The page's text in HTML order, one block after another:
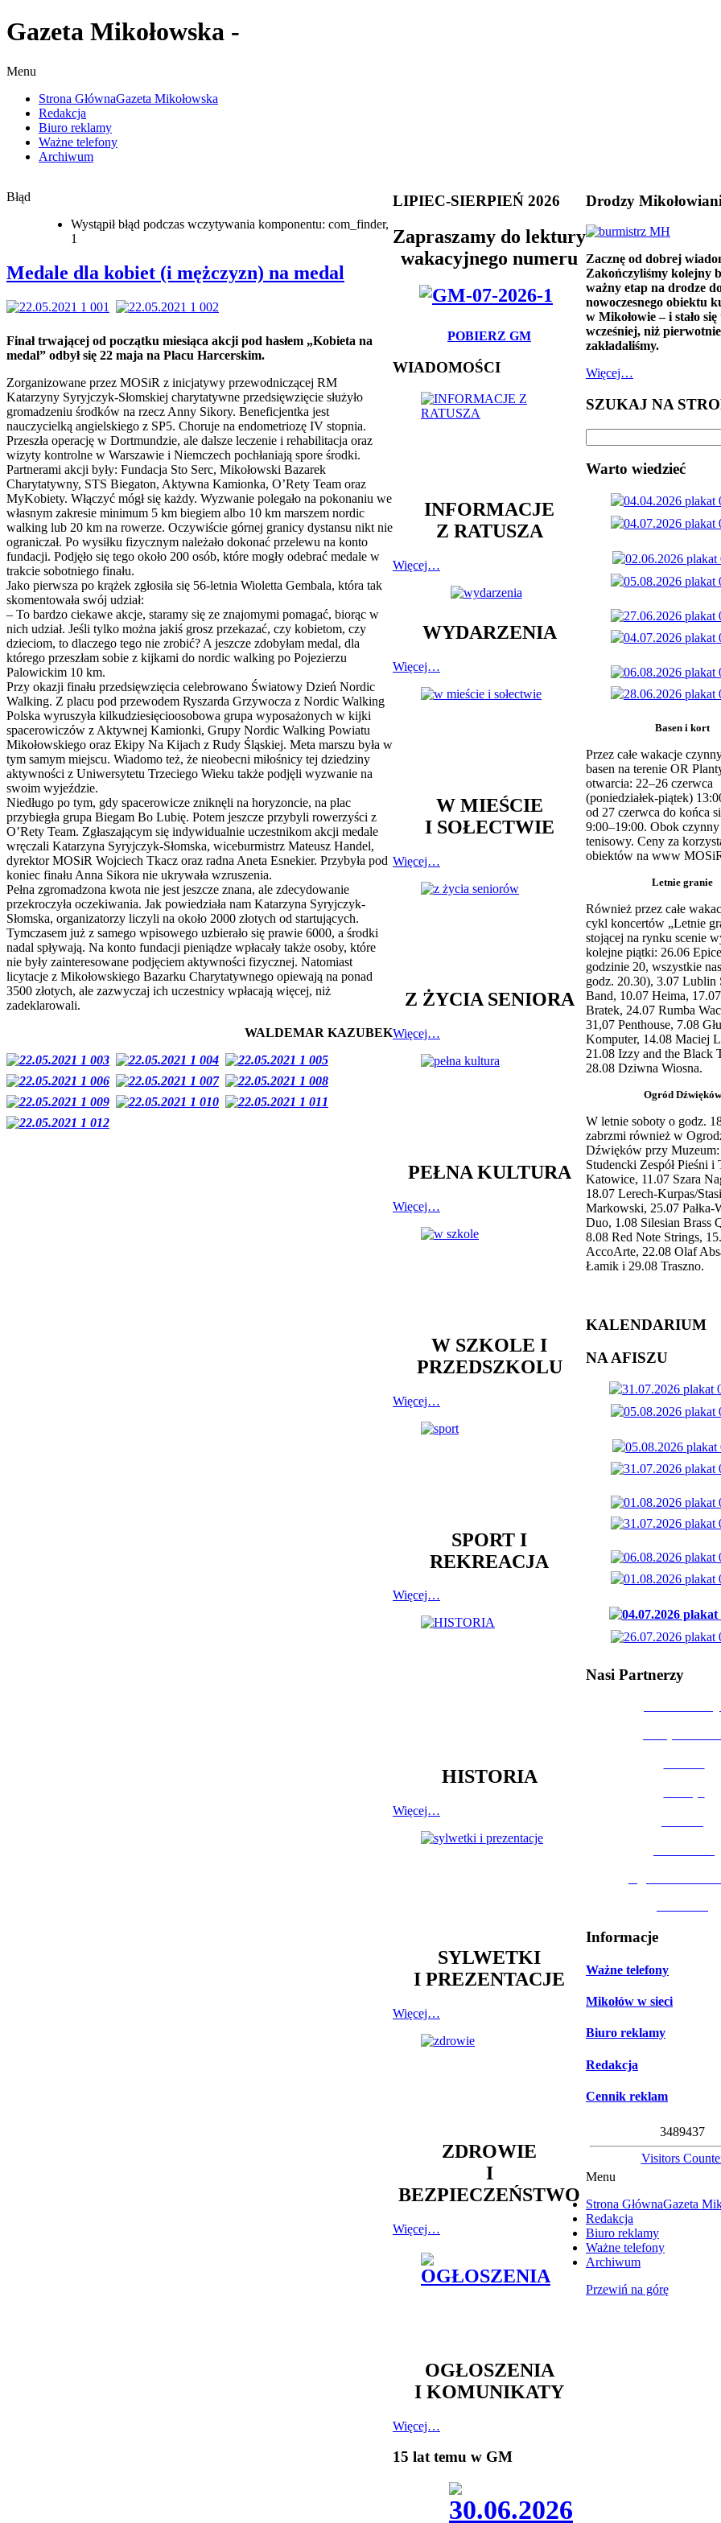
Gazeta Mikołowska -
Menu
Strona GłównaGazeta Mikołowska
Redakcja
Biuro reklamy
Ważne telefony
Archiwum
Błąd
Wystąpił błąd podczas wczytywania komponentu: com_finder,
1
Medale dla kobiet (i mężczyzn) na medal
Finał trwającej od początku miesiąca akcji pod hasłem „Kobieta na
medal” odbył się 22 maja na Placu Harcerskim.
Zorganizowane przez MOSiR z inicjatywy przewodniczącej RM
Katarzyny Syryjczyk-Słomskiej charytatywne przedsięwzięcie służyło
gromadzeniu środków na rzecz Anny Sikory. Beneficjentka jest
nauczycielką angielskiego z SP5. Choruje na endometriozę IV stopnia.
Przeszła operację w Dortmundzie, ale dalsze leczenie i rehabilitacja oraz
wizyty kontrolne w Warszawie i Niemczech pochłaniają spore środki.
Partnerami akcji były: Fundacja Sto Serc, Mikołowski Bazarek
Charytatywny, STS Biegaton, Aktywna Kamionka, O’Rety Team oraz
MyKobiety. Włączyć mógł się każdy. Wyzwanie polegało na pokonaniu we
własnym zakresie minimum 5 km biegiem albo 10 km marszem nordic
walking lub 20 km na rowerze. Oczywiście górnej granicy dystansu nikt nie
ograniczał. Po wysiłku fizycznym należało dokonać przelewu na konto
fundacji. Podjęło się tego około 200 osób, które mogły odebrać medale w
trakcie sobotniego finału.
Jako pierwsza po krążek zgłosiła się 56-letnia Wioletta Gembala, która tak
skomentowała swój udział:
– To bardzo ciekawe akcje, staramy się ze znajomymi pomagać, biorąc w
nich udział. Jeśli tylko można jakiś grosz przekazać, czy kobietom, czy
dzieciom, to dlaczego tego nie zrobić? A jeszcze zdobyłam medal, dla
którego przeszłam sobie z kijkami do nordic walking po Pojezierzu
Palowickim 10 km.
Przy okazji finału przedsięwzięcia celebrowano Światowy Dzień Nordic
Walking. Z placu pod przewodem Ryszarda Grzywocza z Nordic Walking
Polska wyruszyła kilkudziesięcioosobowa grupa wyposażonych w kijki
spacerowiczów z Aktywnej Kamionki, Grupy Nordic Walking Powiatu
Mikołowskiego oraz Ekipy Na Kijach z Rudy Śląskiej. Meta marszu była w
tym samym miejscu. Wiadomo też, że nieobecni miłośnicy tej dziedziny
aktywności z Uniwersytetu Trzeciego Wieku także podjęli wyzwanie na
swoim wyjeździe.
Niedługo po tym, gdy spacerowicze zniknęli na horyzoncie, na plac
przybiegła grupa Biegam Bo Lubię. Potem jeszcze przybyli rowerzyści z
O’Rety Team. Zgłaszającym się indywidualnie uczestnikom akcji medale
wręczali Katarzyna Syryjczyk-Słomska, wiceburmistrz Mateusz Handel,
dyrektor MOSiR Wojciech Tkacz oraz radna Aneta Esnekier. Przybyła pod
koniec finału Anna Sikora nie ukrywała wzruszenia.
Pełna zgromadzona kwota nie jest jeszcze znana, ale zdecydowanie
przekroczyła oczekiwania. Jak powiedziała nam Katarzyna Syryjczyk-
Słomska, organizatorzy liczyli na około 2000 złotych od startujących.
Tymczasem już z samego wpisowego uzbierało się prawie 6000, a środki
nadal spływają. Na konto fundacji pieniądze wpłacały także osoby, które
nie były zainteresowane podjęciem aktywności fizycznej. Natomiast
licytacje z Mikołowskiego Bazarku Charytatywnego opiewają na ponad
3500 złotych, ale zazwyczaj ich uczestnicy wpłacają więcej, niż
zadeklarowali.
WALDEMAR KAZUBEK
LIPIEC-SIERPIEŃ 2026
Zapraszamy do lektury
wakacyjnego numeru
POBIERZ GM
WIADOMOŚCI
INFORMACJE
Z RATUSZA
Więcej…
WYDARZENIA
Więcej…
W MIEŚCIE
I SOŁECTWIE
Więcej…
Z ŻYCIA SENIORA
Więcej…
PEŁNA KULTURA
Więcej…
W SZKOLE I
PRZEDSZKOLU
Więcej…
SPORT I
REKREACJA
Więcej…
HISTORIA
Więcej…
SYLWETKI
I PREZENTACJE
Więcej…
ZDROWIE
I
BEZPIECZEŃSTWO
Więcej…
OGŁOSZENIA
I KOMUNIKATY
Więcej…
15 lat temu w GM
Drodzy
Zacznę od dobrej
Zakończyliśmy kolejny
ważny etap na drodze
nowoczesnego obiektu
w Mikołowie – i stało się
wcześniej, niż pierwotnie
zakładaliśmy.
Więcej…
SZUKAJ NA
Warto wiedzieć
Basen i kort
Przez całe wakacje
basen na terenie OR
otwarcia: 22–26 czerwca
(poniedziałek-piątek)
od 27 czerwca do końca
9:00–19:00. Obok
tenisowy. Ceny za
obiektów na www
Letnie granie
Również przez całe
cykl koncertów „Letnie
stojącej na rynku scenie
kolejne piątki: 26.06
godzinie 20, wszystkie
godz. 20.30), 3.07 Lublin
Band, 10.07 Heima,
Bratek, 24.07 Rumba
31,07 Penthouse, 7.08
Komputer, 14.08 Maciej
21.08 Izzy and the Black
28.08 Dziwna Wiosna.
Ogród Dźwięków
W letnie soboty o godz.
zabrzmi również w
Dźwięków przy
Studencki Zespół Pieśni i
Katowice, 11.07 Szara
18.07 Lerech-Kurpas/
Markowski, 25.07 Pałka-
Duo, 1.08 Silesian Brass
8.08 Red Note Strings,
AccoArte, 22.08 Olaf
Łamik i 29.08 Traszno.
KALENDARIUM
NA AFISZU
Nasi Partnerzy
Informacje
Ważne telefony
Mikołów w sieci
Biuro reklamy
Redakcja
Cennik reklam
3489437
Visitors
Menu
Strona GłównaGazeta
Redakcja
Biuro reklamy
Ważne telefony
Archiwum
Przewiń na górę